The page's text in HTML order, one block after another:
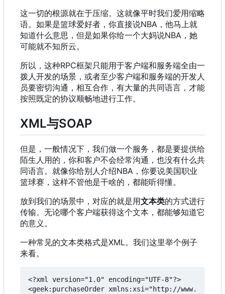
这一切的根源就在于压缩。这就像平时我们爱用缩略
语。如果是篮球爱好者 ， 你直接说NBA ， 他马上就
知道什么意思 ， 但是如果你给一个大妈说NBA ， 她
可能就不知所云。
所以 ， 这种RPC框架只能用于客户端和服务端全由一
拨人开发的场景 ， 或者至少客户端和服务端的开发人
员要密切沟通 ， 相互合作 ， 有大量的共同语言 ， 才能
按照既定的协议顺畅地进行工作。
XML与SOAP
但是 ， 一般情况下 ， 我们做一个服务 ， 都是要提供给
陌生人用的 ， 你和客户不会经常沟通 ， 也没有什么共
同语言。就像你给别人介绍NBA ， 你要说美国职业
篮球赛 ， 这样不管他是干啥的 ， 都能听得懂。
放到我们的场景中，对应的就是用文本类的方式进行
传输。无论哪个客户端获得这个文本，都能够知道它
的意义。
一种常见的文本类格式是XML。我们这里举个例子
来看。
<?xml version="1.0" encoding="UTF-8"?>
<geek:purchaseOrder xmlns:xsi="http://www.